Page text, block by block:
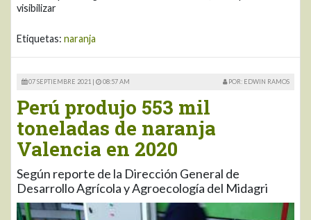
visibilizar
Etiquetas: naranja
07 SEPTIEMBRE 2021 | 08:57 AM POR: EDWIN RAMOS
Perú produjo 553 mil
toneladas de naranja
Valencia en 2020
Según reporte de la Dirección General de
Desarrollo Agrícola y Agroecología del Midagri